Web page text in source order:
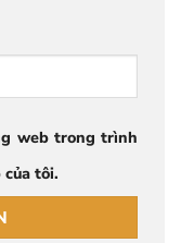
web trong trình
tôi.